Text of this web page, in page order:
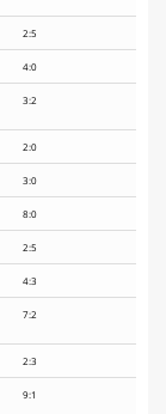
2:5
4:0
3:2
2:0
3:0
8:0
2:5
4:3
7:2
2:3
9:1